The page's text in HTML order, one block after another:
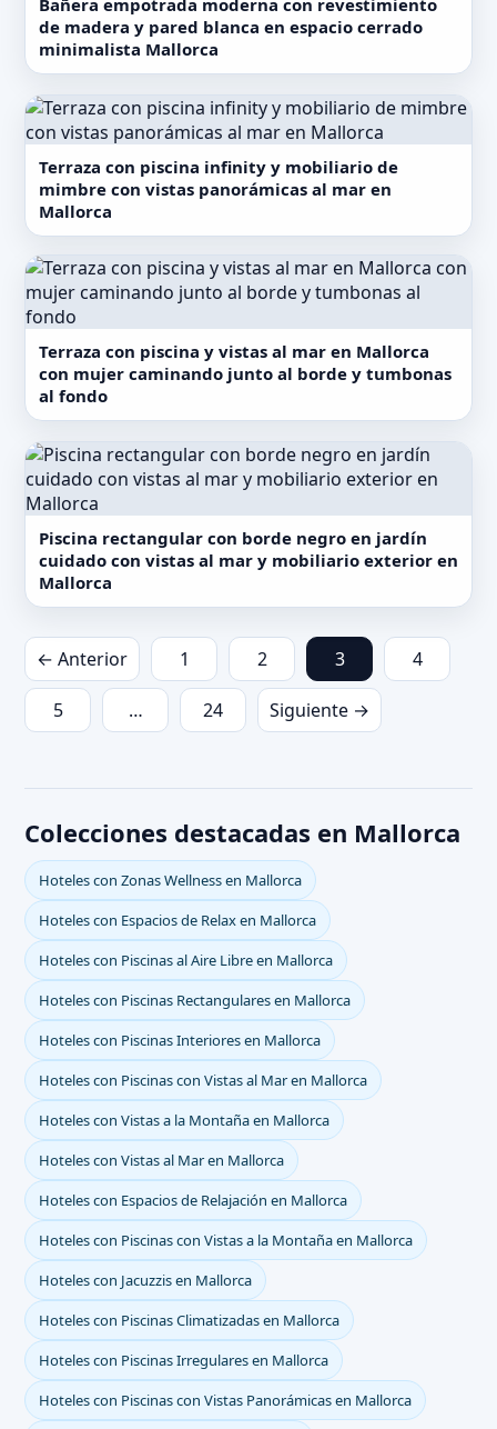
Bañera empotrada moderna con revestimiento
de madera y pared blanca en espacio cerrado
minimalista Mallorca
Terraza con piscina infinity y mobiliario de
mimbre con vistas panorámicas al mar en
Mallorca
Terraza con piscina y vistas al mar en Mallorca
con mujer caminando junto al borde y tumbonas
al fondo
Piscina rectangular con borde negro en jardín
cuidado con vistas al mar y mobiliario exterior en
Mallorca
← Anterior 1 2 3 4
5 … 24 Siguiente →
Colecciones destacadas en Mallorca
Hoteles con Zonas Wellness en Mallorca
Hoteles con Espacios de Relax en Mallorca
Hoteles con Piscinas al Aire Libre en Mallorca
Hoteles con Piscinas Rectangulares en Mallorca
Hoteles con Piscinas Interiores en Mallorca
Hoteles con Piscinas con Vistas al Mar en Mallorca
Hoteles con Vistas a la Montaña en Mallorca
Hoteles con Vistas al Mar en Mallorca
Hoteles con Espacios de Relajación en Mallorca
Hoteles con Piscinas con Vistas a la Montaña en Mallorca
Hoteles con Jacuzzis en Mallorca
Hoteles con Piscinas Climatizadas en Mallorca
Hoteles con Piscinas Irregulares en Mallorca
Hoteles con Piscinas con Vistas Panorámicas en Mallorca